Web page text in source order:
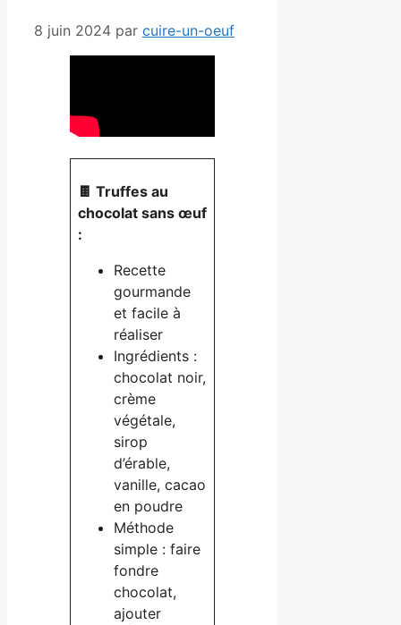
8 juin 2024 par cuire-un-oeuf
🍫 Truffes au
chocolat sans œuf
:
Recette
gourmande
et facile à
réaliser
Ingrédients :
chocolat noir,
crème
végétale,
sirop
d’érable,
vanille, cacao
en poudre
Méthode
simple : faire
fondre
chocolat,
ajouter